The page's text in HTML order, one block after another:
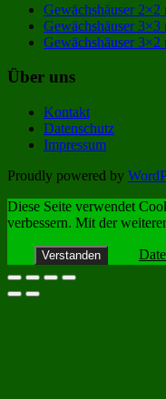
Gewächshäuser
Gewächshäuser
Gewächshäuser
Über uns
Kontakt
Datenschutz
Impressum
Proudly powered by
Diese Seite verwendet
verbessern. Mit der
Verstanden